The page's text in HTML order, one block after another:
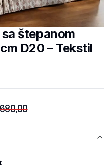
štepanom
D20 – Tekstil